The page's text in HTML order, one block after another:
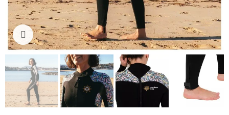
Cliquez pour agrandir